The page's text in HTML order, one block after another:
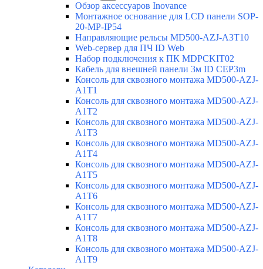
Обзор аксессуаров Inovance
Монтажное основание для LCD панели SOP-
20-MP-IP54
Направляющие рельсы MD500-AZJ-A3T10
Web-сервер для ПЧ ID Web
Набор подключения к ПК MDPCKIT02
Кабель для внешней панели 3м ID CEP3m
Консоль для сквозного монтажа MD500-AZJ-
A1T1
Консоль для сквозного монтажа MD500-AZJ-
A1T2
Консоль для сквозного монтажа MD500-AZJ-
A1T3
Консоль для сквозного монтажа MD500-AZJ-
A1T4
Консоль для сквозного монтажа MD500-AZJ-
A1T5
Консоль для сквозного монтажа MD500-AZJ-
A1T6
Консоль для сквозного монтажа MD500-AZJ-
A1T7
Консоль для сквозного монтажа MD500-AZJ-
A1T8
Консоль для сквозного монтажа MD500-AZJ-
A1T9